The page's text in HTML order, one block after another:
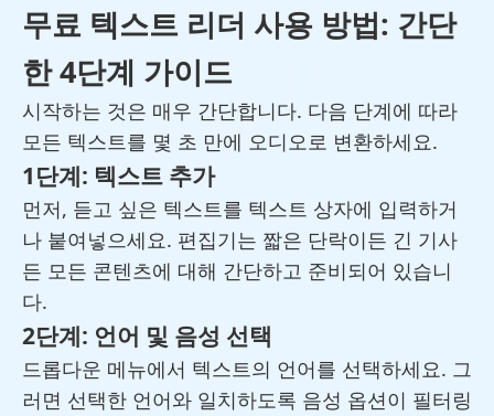
무료 텍스트 리더 사용 방법: 간단
한 4단계 가이드
시작하는 것은 매우 간단합니다. 다음 단계에 따라
모든 텍스트를 몇 초 만에 오디오로 변환하세요.
1단계: 텍스트 추가
먼저, 듣고 싶은 텍스트를 텍스트 상자에 입력하거
나 붙여넣으세요. 편집기는 짧은 단락이든 긴 기사
든 모든 콘텐츠에 대해 간단하고 준비되어 있습니
다.
2단계: 언어 및 음성 선택
드롭다운 메뉴에서 텍스트의 언어를 선택하세요. 그
러면 선택한 언어와 일치하도록 음성 옵션이 필터링